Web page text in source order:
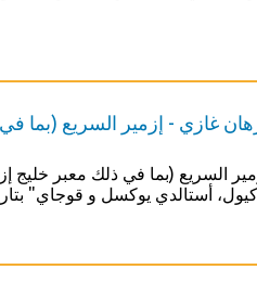
غازي - إزمير السريع (بما
السريع (بما في ذلك معبر خليج